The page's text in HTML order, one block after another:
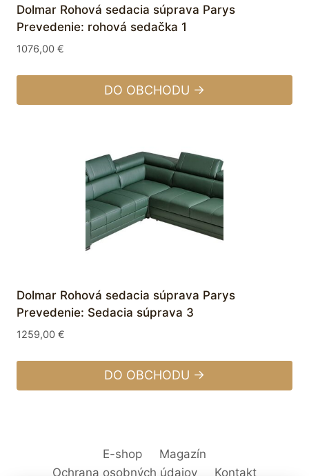
Dolmar Rohová sedacia súprava Parys
Prevedenie: rohová sedačka 1
1076,00 €
DO OBCHODU →
Dolmar Rohová sedacia súprava Parys
Prevedenie: Sedacia súprava 3
1259,00 €
DO OBCHODU →
E-shop
Magazín
Ochrana osobných údajov
Kontakt